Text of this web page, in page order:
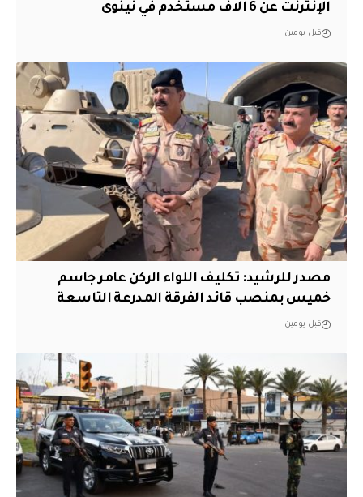
الإنترنت عن 6 الاف مستخدم في نينوى
قبل يومين
مصدر للرشيد: تكليف اللواء الركن عامر جاسم
خميس بمنصب قائد الفرقة المدرعة التاسعة
قبل يومين